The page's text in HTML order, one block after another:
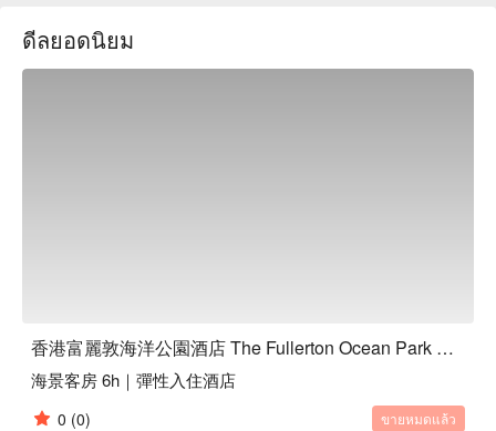
人的南區，感受本地人獨特的生活方式、遊覧各式自然奇觀、
海洋公園和無盡的旅遊景點。
ดีลยอดนิยม
香港富麗敦海洋公園酒店 The Fullerton Ocean Park Hotel HK
海景客房 6h｜彈性入住酒店
0 (0) ขายหมดแล้ว